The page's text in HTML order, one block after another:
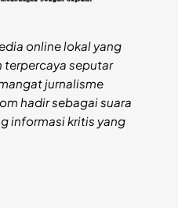
online lokal yang
terpercaya seputar
jurnalisme
hadir sebagai suara
informasi kritis yang